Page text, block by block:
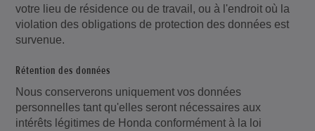
votre lieu de résidence ou de travail, ou à l'endroit où la
violation des obligations de protection des données est
survenue.
Rétention des données
Nous conserverons uniquement vos données
personnelles tant qu'elles seront nécessaires aux
intérêts légitimes de Honda conformément à la loi